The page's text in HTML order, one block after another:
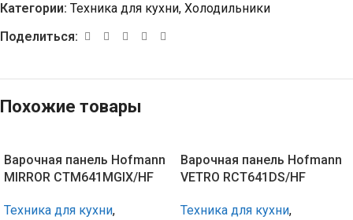
Категории: Техника для кухни, Холодильники
Поделиться:
Похожие товары
Варочная панель Hofmann
MIRROR CTM641MGIX/HF
Техника для кухни,
Варочная панель Hofmann
VETRO RCT641DS/HF
Техника для кухни,